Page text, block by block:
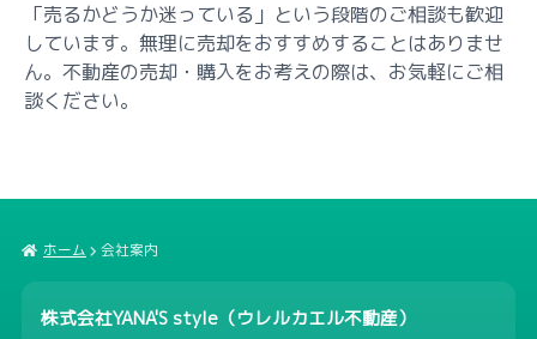
「売るかどうか迷っている」という段階のご相談も歓迎
しています。無理に売却をおすすめすることはありませ
ん。不動産の売却・購入をお考えの際は、お気軽にご相
談ください。
ホーム 会社案内
株式会社YANA'S style（ウレルカエル不動産）